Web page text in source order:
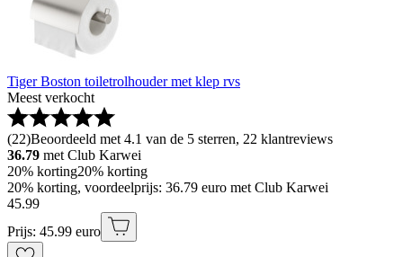
Tiger Boston toiletrolhouder met klep rvs
Meest verkocht
(22)Beoordeeld met 4.1 van de 5 sterren, 22 klantreviews
36.79 met Club Karwei
20% korting20% korting
20% korting, voordeelprijs: 36.79 euro met Club Karwei
45.99
Prijs: 45.99 euro